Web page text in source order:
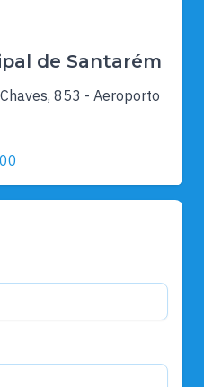
de Santarém
Chaves, 853 - Aeroporto